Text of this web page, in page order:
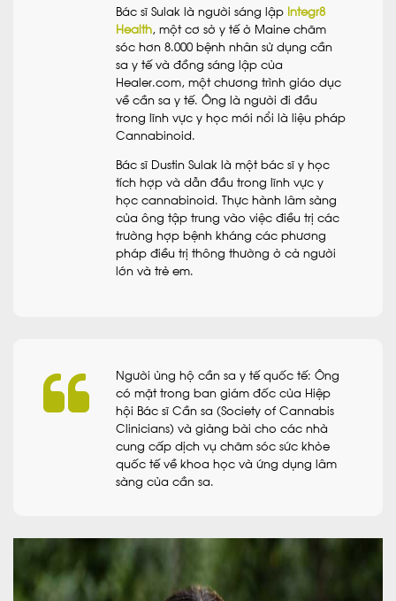
Bác sĩ Sulak là người sáng lập Integr8
Health , một cơ sở y tế ở Maine chăm
sóc hơn 8.000 bệnh nhân sử dụng cần
sa y tế và đồng sáng lập của
Healer.com, một chương trình giáo dục
về cần sa y tế. Ông là người đi đầu
trong lĩnh vực y học mới nổi là liệu pháp
Cannabinoid.
Bác sĩ Dustin Sulak là một bác sĩ y học
tích hợp và dẫn đầu trong lĩnh vực y
học cannabinoid. Thực hành lâm sàng
của ông tập trung vào việc điều trị các
trường hợp bệnh kháng các phương
pháp điều trị thông thường ở cả người
lớn và trẻ em.
Người ủng hộ cần sa y tế quốc tế: Ông
có mặt trong ban giám đốc của Hiệp
hội Bác sĩ Cần sa (Society of Cannabis
Clinicians) và giảng bài cho các nhà
cung cấp dịch vụ chăm sóc sức khỏe
quốc tế về khoa học và ứng dụng lâm
sàng của cần sa.